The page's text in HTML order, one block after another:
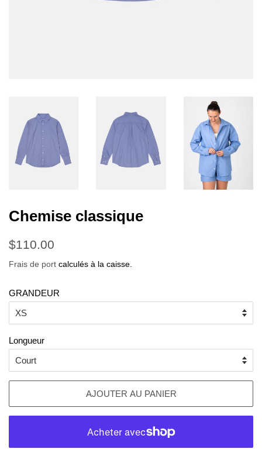
Chemise classique
Prix
$110.00
Frais de port calculés à la caisse.
GRANDEUR
Longueur
AJOUTER AU PANIER